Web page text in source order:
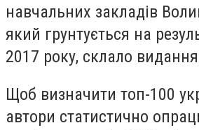
навчальних закладів
який грунтується на
2017 року, склало видання
Щоб визначити топ-100
автори статистично